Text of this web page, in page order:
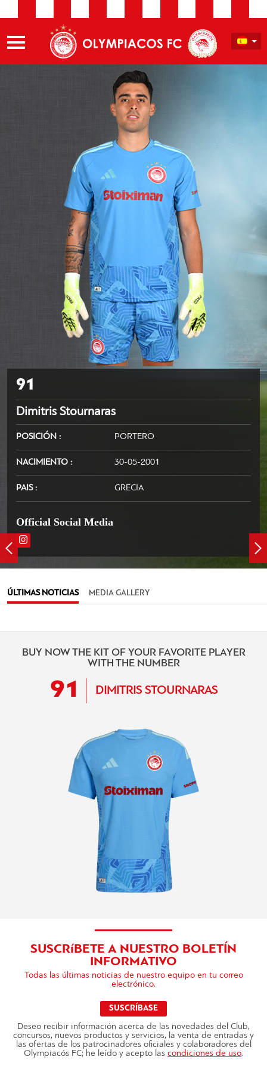
91
Dimitris Stournaras
POSICIÓN PORTERO
NACIMIENTO 30-05-2001
PAIS GRECIA
Official Social Media
ÚLTIMAS NOTICIAS MEDIA GALLERY
BUY NOW THE KIT OF YOUR FAVORITE PLAYER
WITH THE NUMBER
91 DIMITRIS STOURNARAS
SUSCRíBETE A NUESTRO BOLETÍN
INFORMATIVO
Todas las últimas noticias de nuestro equipo en tu correo
electrónico.
SUSCRÍBASE
Deseo recibir información acerca de las novedades del Club,
concursos, nuevos productos y servicios, la venta de entradas y
las ofertas de los patrocinadores oficiales y colaboradores del
Olympiacós FC; he leído y acepto las condiciones de uso.